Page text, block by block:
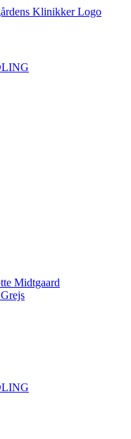
Midtgaard